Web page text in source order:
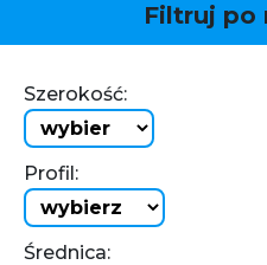
Filtruj po
Szerokość:
Profil:
Średnica: